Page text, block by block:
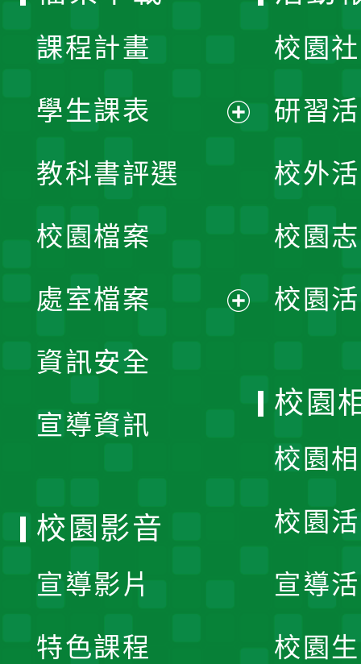
課程計畫
學生課表
單
教科書評選
校園檔案
處室檔案
資訊安全
宣導資訊
校園
研習
校外
校園
校園
校園
校園
校園
宣導
校園
校園影音
宣導影片
特色課程